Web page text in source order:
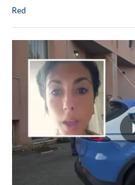
Red